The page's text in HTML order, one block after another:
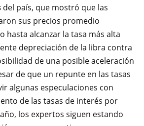
del país, que mostró que las
sus precios promedio
hasta alcanzar la tasa más alta
depreciación de la libra contra
de una posible aceleración
de que un repunte en las tasas
algunas especulaciones con
de las tasas de interés por
los expertos siguen estando